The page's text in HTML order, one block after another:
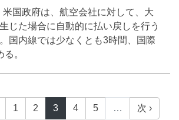
国政府は、航空会社に対して、大
じた場合に自動的に払い戻しを行う
国内線では少なくとも3時間、国際
。
1 2 3 4 5 … 次 ›